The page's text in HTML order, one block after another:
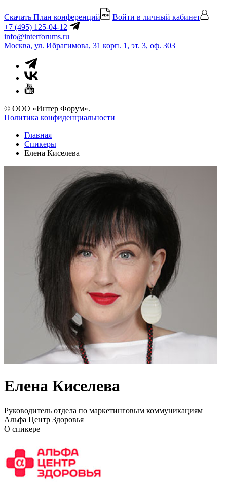
Скачать План конференций
Войти в личный кабинет
+7 (495) 125-04-12
info@interforums.ru
Москва, ул. Ибрагимова, 31 корп. 1, эт. 3, оф. 303
© ООО «Интер Форум».
Политика конфиденциальности
Главная
Спикеры
Елена Киселева
Елена Киселева
Руководитель отдела по маркетинговым коммуникациям
Альфа Центр Здоровья
О спикере